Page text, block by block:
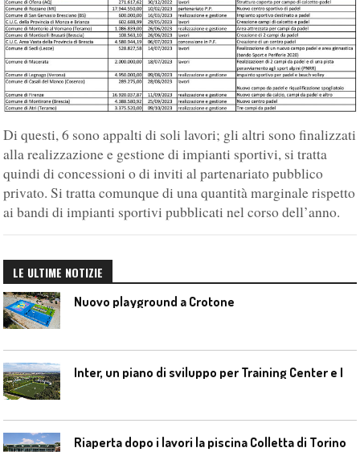
Di questi, 6 sono appalti di soli lavori; gli altri sono finalizzati
alla realizzazione e gestione di impianti sportivi, si tratta
quindi di concessioni o di inviti al partenariato pubblico
privato. Si tratta comunque di una quantità marginale rispetto
ai bandi di impianti sportivi pubblicati nel corso dell’anno.
LE ULTIME NOTIZIE
Nuovo playground a Crotone
Riaperta dopo i lavori la piscina Colletta di Torino